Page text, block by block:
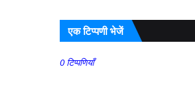
एक टिप्पणी भेजें
0 टिप्पणियाँ